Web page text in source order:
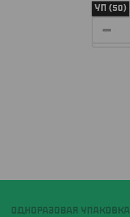
УП (50)
ОДНОРАЗОВАЯ УПАКОВКА